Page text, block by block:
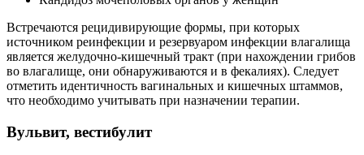
Встречаются рецидивирующие формы, при которых
источником реинфекции и резервуаром инфекции влагалища
является желудочно-кишечный тракт (при нахождении грибов
во влагалище, они обнаруживаются и в фекалиях). Следует
отметить идентичность вагинальных и кишечных штаммов,
что необходимо учитывать при назначении терапии.
Вульвит, вестибулит